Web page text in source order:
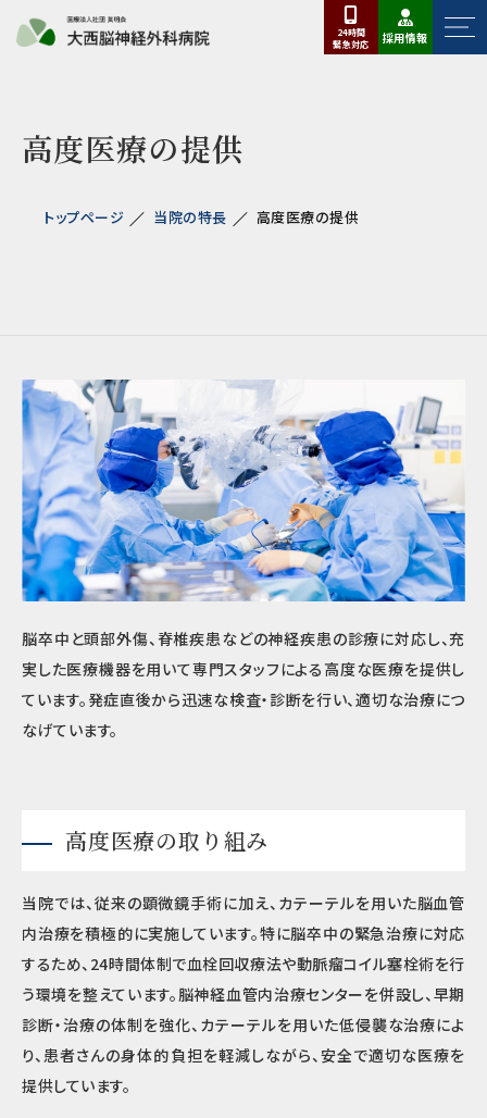
24時間
緊急対応 採用情報
高度医療の提供
トップページ 当院の特長 高度医療の提供
脳卒中と頭部外傷、脊椎疾患などの神経疾患の診療に対応し、充
実した医療機器を用いて専門スタッフによる高度な医療を提供し
ています。発症直後から迅速な検査・診断を行い、適切な治療につ
なげています。
高度医療の取り組み
当院では、従来の顕微鏡手術に加え、カテーテルを用いた脳血管
内治療を積極的に実施しています。特に脳卒中の緊急治療に対応
するため、24時間体制で血栓回収療法や動脈瘤コイル塞栓術を行
う環境を整えています。脳神経血管内治療センターを併設し、早期
診断・治療の体制を強化、カテーテルを用いた低侵襲な治療によ
り、患者さんの身体的負担を軽減しながら、安全で適切な医療を
提供しています。